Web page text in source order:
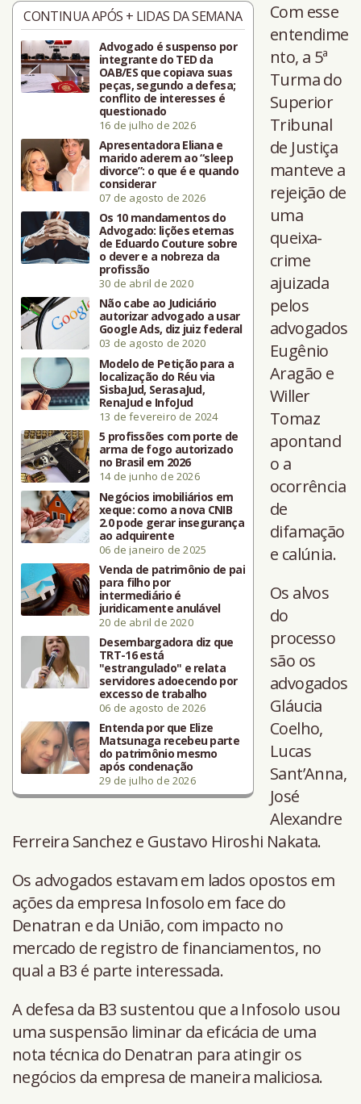
CONTINUA APÓS + LIDAS DA SEMANA
Advogado é suspenso por
integrante do TED da
OAB/ES que copiava suas
peças, segundo a defesa;
conflito de interesses é
questionado
16 de julho de 2026
Apresentadora Eliana e
marido aderem ao “sleep
divorce”: o que é e quando
considerar
07 de agosto de 2026
Os 10 mandamentos do
Advogado: lições eternas
de Eduardo Couture sobre
o dever e a nobreza da
profissão
30 de abril de 2020
Não cabe ao Judiciário
autorizar advogado a usar
Google Ads, diz juiz federal
03 de agosto de 2020
Modelo de Petição para a
localização do Réu via
SisbaJud, SerasaJud,
RenaJud e InfoJud
13 de fevereiro de 2024
5 profissões com porte de
arma de fogo autorizado
no Brasil em 2026
14 de junho de 2026
Negócios imobiliários em
xeque: como a nova CNIB
2.0 pode gerar insegurança
ao adquirente
06 de janeiro de 2025
Venda de patrimônio de pai
para filho por
intermediário é
juridicamente anulável
20 de abril de 2020
Desembargadora diz que
TRT-16 está
"estrangulado" e relata
servidores adoecendo por
excesso de trabalho
06 de agosto de 2026
Entenda por que Elize
Matsunaga recebeu parte
do patrimônio mesmo
após condenação
29 de julho de 2026
Com esse
entendime
nto, a 5ª
Turma do
Superior
Tribunal
de Justiça
manteve a
rejeição de
uma
queixa-
crime
ajuizada
pelos
advogados
Eugênio
Aragão e
Willer
Tomaz
apontand
o a
ocorrência
de
difamação
e calúnia.
Os alvos
do
processo
são os
advogados
Gláucia
Coelho,
Lucas
Sant’Anna,
José
Alexandre
Ferreira Sanchez e Gustavo Hiroshi Nakata.
Os advogados estavam em lados opostos em
ações da empresa Infosolo em face do
Denatran e da União, com impacto no
mercado de registro de financiamentos, no
qual a B3 é parte interessada.
A defesa da B3 sustentou que a Infosolo usou
uma suspensão liminar da eficácia de uma
nota técnica do Denatran para atingir os
negócios da empresa de maneira maliciosa.